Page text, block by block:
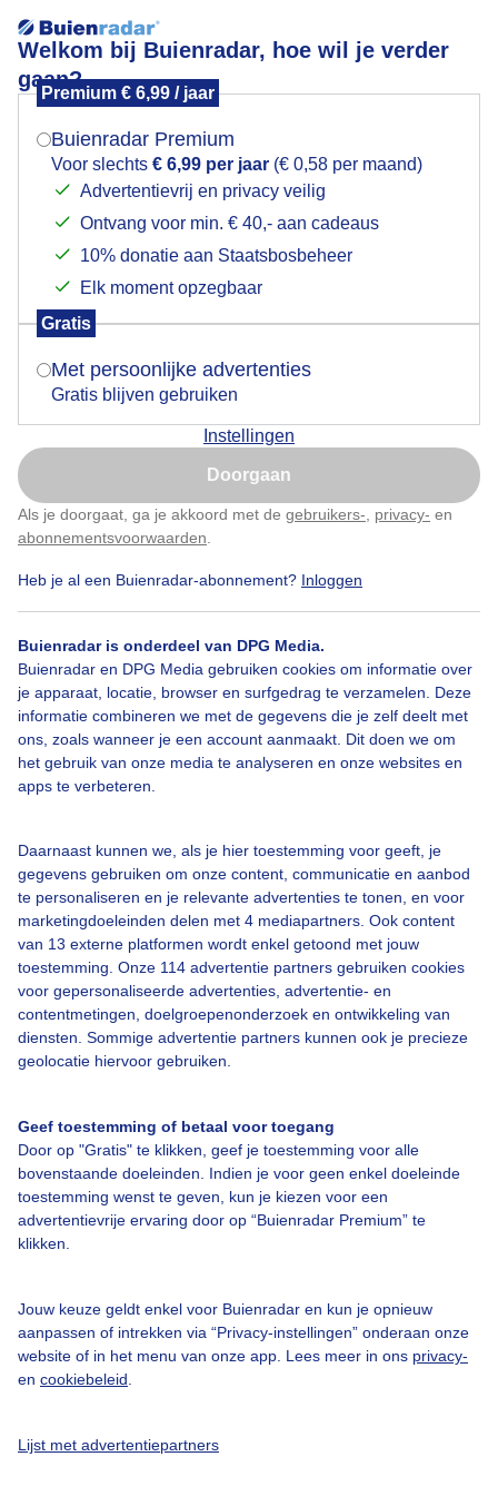
Welkom bij Buienradar, hoe wil je verder
gaan?
Premium € 6,99 / jaar
Buienradar Premium
Voor slechts € 6,99 per jaar (€ 0,58 per maand)
Advertentievrij en privacy veilig
Ontvang voor min. € 40,- aan cadeaus
10% donatie aan Staatsbosbeheer
Elk moment opzegbaar
Gratis
Met persoonlijke advertenties
Gratis blijven gebruiken
Instellingen
Doorgaan
Als je doorgaat, ga je akkoord met de gebruikers- privacy- en
abonnementsvoorwaarden
Heb je al een Buienradar-abonnement? Inloggen
Buienradar is onderdeel van DPG Media.
Buienradar en DPG Media gebruiken cookies om informatie over
je apparaat, locatie, browser en surfgedrag te verzamelen. Deze
informatie combineren we met de gegevens die je zelf deelt met
ons, zoals wanneer je een account aanmaakt. Dit doen we om
het gebruik van onze media te analyseren en onze websites en
apps te verbeteren.
Daarnaast kunnen we, als je hier toestemming voor geeft, je
gegevens gebruiken om onze content, communicatie en aanbod
te personaliseren en je relevante advertenties te tonen, en voor
marketingdoeleinden delen met 4 mediapartners. Ook content
van 13 externe platformen wordt enkel getoond met jouw
toestemming. Onze 114 advertentie partners gebruiken cookies
voor gepersonaliseerde advertenties, advertentie- en
contentmetingen, doelgroepenonderzoek en ontwikkeling van
diensten. Sommige advertentie partners kunnen ook je precieze
geolocatie hiervoor gebruiken.
Geef toestemming of betaal voor toegang
Door op "Gratis" te klikken, geef je toestemming voor alle
bovenstaande doeleinden. Indien je voor geen enkel doeleinde
toestemming wenst te geven, kun je kiezen voor een
advertentievrije ervaring door op “Buienradar Premium” te
klikken.
Jouw keuze geldt enkel voor Buienradar en kun je opnieuw
aanpassen of intrekken via “Privacy-instellingen” onderaan onze
website of in het menu van onze app. Lees meer in ons privacy-
en cookiebeleid
Lijst met advertentiepartners
Zeer zacht herfstweer
Door: Ria Overbeeke
Bekijk slideshow
Over Buienradar
Contact
Toegankelijkheid
Gebruikersvoorwaarden
Buienradar Team
Privacy beleid
Cookie beleid
Gratis weerdata
Mogen we je locatie gebruiken voor het
Indien je hier nog geen akkoord op hebt gegeven,
verschijnt er zo een pop-up uit je browser waarin
Is goed, toon de popup
Nu niet, misschien later
Klik hierom dit aan te passen